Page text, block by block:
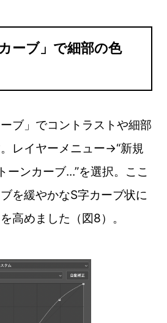
ーブ」で細部の色
ブ」でコントラストや細部
レイヤーメニュー→“新規
ーンカーブ...”を選択。ここ
を緩やかなS字カーブ状に
高めました（図8）。